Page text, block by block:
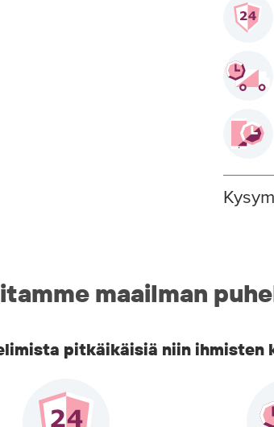
maailman
pitkäikäisiä niin ihmisten